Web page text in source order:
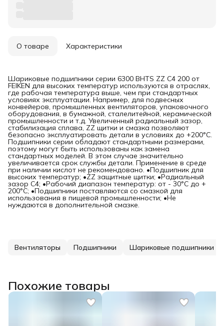
О товаре Характеристики
Шариковые подшипники серии 6300 BHTS ZZ C4 200 от
FEIKEN для высоких температур используются в отраслях,
где рабочая температура выше, чем при стандартных
условиях эксплуатации. Например, для подвесных
конвейеров, промышленных вентиляторов, упаковочного
оборудования, в бумажной, сталелитейной, керамической
промышленности и т.д. Увеличенный радиальный зазор,
стабилизация сплава, ZZ щитки и смазка позволяют
безопасно эксплуатировать детали в условиях до +200°C.
Подшипники серии обладают стандартными размерами,
поэтому могут быть использованы как замена
стандартных моделей. В этом случае значительно
увеличивается срок службы детали. Применение в среде
при наличии кислот не рекомендовано. •Подшипник для
высоких температур; •ZZ защитные щитки; •Радиальный
зазор C4; •Рабочий диапазон температур: от - 30°C до +
200°C; •Подшипники поставляются со смазкой для
использования в пищевой промышленности; •Не
нуждаются в дополнительной смазке.
Вентиляторы Подшипники Шариковые подшипники
Похожие товары